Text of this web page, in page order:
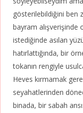
gösterilebildiğini ben
bayram alışverişinde
istediğinde asılan
hatırlattığında, bir
tokanın rengiyle
Heves kırmamak
seyahatlerinden
binada, bir sabah